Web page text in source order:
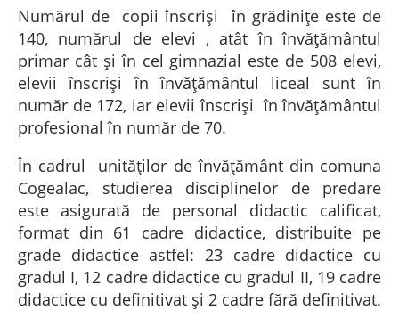
Numărul de copii înscriși în grădinițe este de
140, numărul de elevi , atât în învățământul
primar cât și în cel gimnazial este de 508 elevi,
elevii înscriși în învățământul liceal sunt în
număr de 172, iar elevii înscriși în învățământul
profesional în număr de 70.
În cadrul unităților de învățământ din comuna
Cogealac, studierea disciplinelor de predare
este asigurată de personal didactic calificat,
format din 61 cadre didactice, distribuite pe
grade didactice astfel: 23 cadre didactice cu
gradul I, 12 cadre didactice cu gradul II, 19 cadre
didactice cu definitivat și 2 cadre fără definitivat.